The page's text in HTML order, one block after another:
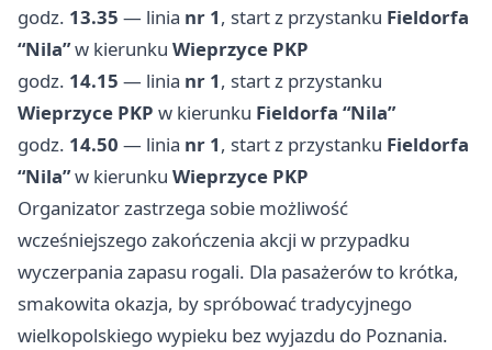
godz. 13.35 — linia nr 1, start z przystanku Fieldorfa
“Nila”w kierunku Wieprzyce PKP
godz. 14.15 — linia nr 1, start z przystanku
Wieprzyce PKP w kierunku Fieldorfa “Nila”
godz. 14.50 — linia nr 1, start z przystanku Fieldorfa
“Nila”w kierunku Wieprzyce PKP
Organizator zastrzega sobie możliwość
wcześniejszego zakończenia akcji w przypadku
wyczerpania zapasu rogali. Dla pasażerów to krótka,
smakowita okazja, by spróbować tradycyjnego
wielkopolskiego wypieku bez wyjazdu do Poznania.